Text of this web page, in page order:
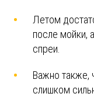
Летом
после мойки,
спреи.
Важно также,
слишком